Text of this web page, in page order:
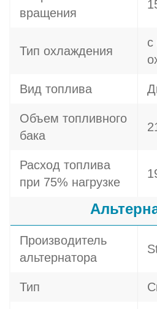
вращения
Тип охлаждения
Вид топлива
Объем топливного
бака
Расход топлива
при 75% нагрузке
Производитель
альтернатора
Тип